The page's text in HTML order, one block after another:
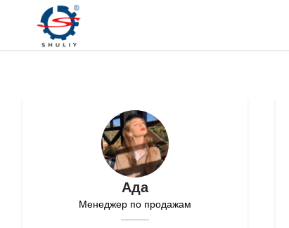
Ада
Менеджер по продажам